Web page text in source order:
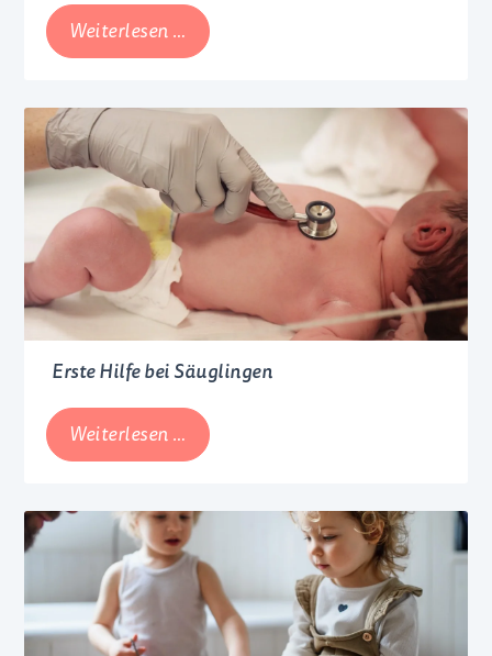
Weiterlesen … Beikosteinführung:
Schritt
Schritt
Erste Hilfe bei Säuglingen
Weiterlesen … Erste
Hilfe
Säuglingen